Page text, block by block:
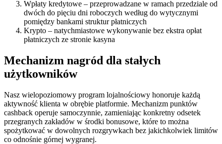
Wpłaty kredytowe – przeprowadzane w ramach przedziale od
dwóch do pięciu dni roboczych według do wytycznymi
pomiędzy bankami struktur płatniczych
Krypto – natychmiastowe wykonywanie bez ekstra opłat
płatniczych ze stronie kasyna
Mechanizm nagród dla stałych
użytkowników
Nasz wielopoziomowy program lojalnościowy honoruje każdą
aktywność klienta w obrębie platformie. Mechanizm punktów
cashback operuje samoczynnie, zamieniając konkretny odsetek
przegranych zakładów w środki bonusowe, które to można
spożytkować w dowolnych rozgrywkach bez jakichkolwiek limitów
co odnośnie górnej wygranej.